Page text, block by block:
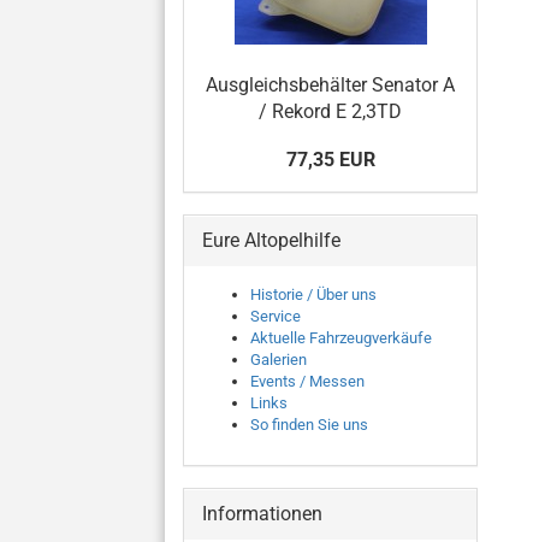
Ausgleichsbehälter Senator A
/ Rekord E 2,3TD
77,35 EUR
Eure Altopelhilfe
Historie / Über uns
Service
Aktuelle Fahrzeugverkäufe
Galerien
Events / Messen
Links
So finden Sie uns
Informationen